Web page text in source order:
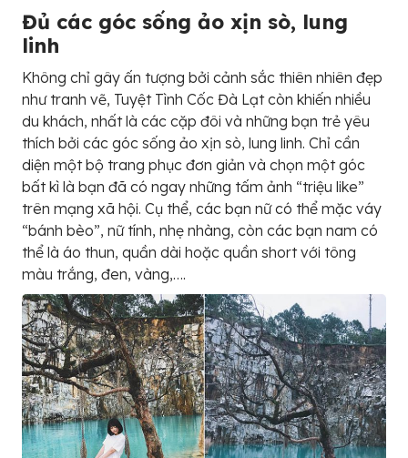
Đủ các góc sống ảo xịn sò, lung
linh
Không chỉ gây ấn tượng bởi cảnh sắc thiên nhiên đẹp
như tranh vẽ, Tuyệt Tình Cốc Đà Lạt còn khiến nhiều
du khách, nhất là các cặp đôi và những bạn trẻ yêu
thích bởi các góc sống ảo xịn sò, lung linh. Chỉ cần
diện một bộ trang phục đơn giản và chọn một góc
bất kì là bạn đã có ngay những tấm ảnh “triệu like”
trên mạng xã hội. Cụ thể, các bạn nữ có thể mặc váy
“bánh bèo”, nữ tính, nhẹ nhàng, còn các bạn nam có
thể là áo thun, quần dài hoặc quần short với tông
màu trắng, đen, vàng,….